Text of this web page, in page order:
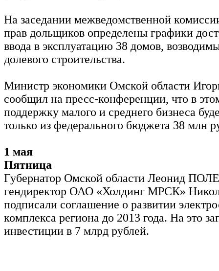
На заседании межведомственной
прав дольщиков определены графики
ввода в эксплуатацию 38 домов,
долевого строительства.
Министр экономики Омской области
сообщил на пресс-конференции, что в
поддержку малого и среднего бизнеса
только из федерального бюджета 38 млн
1 мая
Пятница
Губернатор Омской области Леонид
гендиректор ОАО «Холдинг МРСК»
подписали соглашение о развитии
комплекса региона до 2013 года. На это
инвестиции в 7 млрд рублей.